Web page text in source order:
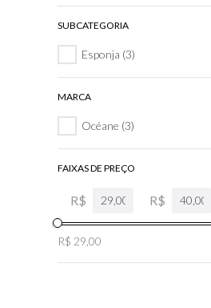
SUBCATEGORIA
Esponja (3)
MARCA
Océane (3)
FAIXAS DE PREÇO
R$ R$
R$ 29,00